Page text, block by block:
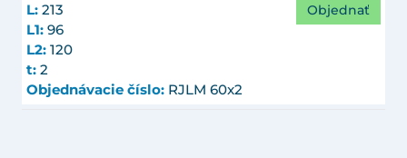
L: 213
L1: 96
L2: 120
t: 2
Objednávacie číslo: RJLM 60x2
Objednať